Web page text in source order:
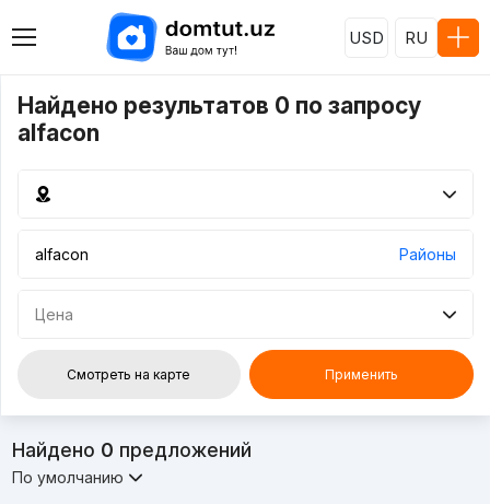
USD RU
Найдено результатов 0 по запросу
alfacon
Районы
Цена
Смотреть на карте Применить
Найдено 0 предложений
По умолчанию